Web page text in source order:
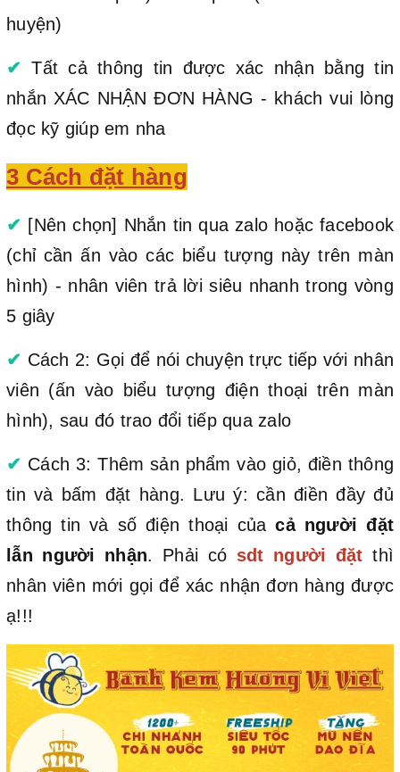
huyện)
✔ Tất cả thông tin được xác nhận bằng tin
nhắn XÁC NHẬN ĐƠN HÀNG - khách vui lòng
đọc kỹ giúp em nha
3 Cách đặt hàng
✔ [Nên chọn] Nhắn tin qua zalo hoặc facebook
(chỉ cần ấn vào các biểu tượng này trên màn
hình) - nhân viên trả lời siêu nhanh trong vòng
5 giây
✔ Cách 2: Gọi để nói chuyện trực tiếp với nhân
viên (ấn vào biểu tượng điện thoại trên màn
hình), sau đó trao đổi tiếp qua zalo
✔ Cách 3: Thêm sản phẩm vào giỏ, điền thông
tin và bấm đặt hàng. Lưu ý: cần điền đầy đủ
thông tin và số điện thoại củacả người đặt
lẫn người nhận. Phải có sdt người đặt thì
nhân viên mới gọi để xác nhận đơn hàng được
ạ!!!